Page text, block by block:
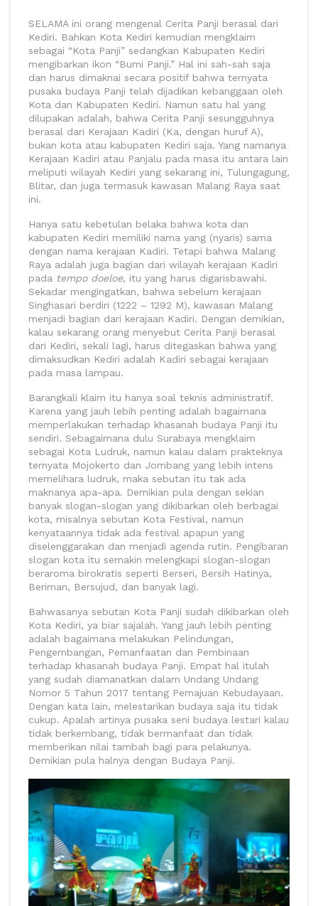
SELAMA ini orang mengenal Cerita Panji berasal dari
Kediri. Bahkan Kota Kediri kemudian mengklaim
sebagai “Kota Panji” sedangkan Kabupaten Kediri
mengibarkan ikon “Bumi Panji.” Hal ini sah-sah saja
dan harus dimaknai secara positif bahwa ternyata
pusaka budaya Panji telah dijadikan kebanggaan oleh
Kota dan Kabupaten Kediri. Namun satu hal yang
dilupakan adalah, bahwa Cerita Panji sesungguhnya
berasal dari Kerajaan Kadiri (Ka, dengan huruf A),
bukan kota atau kabupaten Kediri saja. Yang namanya
Kerajaan Kadiri atau Panjalu pada masa itu antara lain
meliputi wilayah Kediri yang sekarang ini, Tulungagung,
Blitar, dan juga termasuk kawasan Malang Raya saat
ini.
Hanya satu kebetulan belaka bahwa kota dan
kabupaten Kediri memiliki nama yang (nyaris) sama
dengan nama kerajaan Kadiri. Tetapi bahwa Malang
Raya adalah juga bagian dari wilayah kerajaan Kadiri
pada tempo doeloe, itu yang harus digarisbawahi.
Sekadar mengingatkan, bahwa sebelum kerajaan
Singhasari berdiri (1222 – 1292 M), kawasan Malang
menjadi bagian dari kerajaan Kadiri. Dengan demikian,
kalau sekarang orang menyebut Cerita Panji berasal
dari Kediri, sekali lagi, harus ditegaskan bahwa yang
dimaksudkan Kediri adalah Kadiri sebagai kerajaan
pada masa lampau.
Barangkali klaim itu hanya soal teknis administratif.
Karena yang jauh lebih penting adalah bagaimana
memperlakukan terhadap khasanah budaya Panji itu
sendiri. Sebagaimana dulu Surabaya mengklaim
sebagai Kota Ludruk, namun kalau dalam prakteknya
ternyata Mojokerto dan Jombang yang lebih intens
memelihara ludruk, maka sebutan itu tak ada
maknanya apa-apa. Demikian pula dengan sekian
banyak slogan-slogan yang dikibarkan oleh berbagai
kota, misalnya sebutan Kota Festival, namun
kenyataannya tidak ada festival apapun yang
diselenggarakan dan menjadi agenda rutin. Pengibaran
slogan kota itu semakin melengkapi slogan-slogan
beraroma birokratis seperti Berseri, Bersih Hatinya,
Beriman, Bersujud, dan banyak lagi.
Bahwasanya sebutan Kota Panji sudah dikibarkan oleh
Kota Kediri, ya biar sajalah. Yang jauh lebih penting
adalah bagaimana melakukan Pelindungan,
Pengembangan, Pemanfaatan dan Pembinaan
terhadap khasanah budaya Panji. Empat hal itulah
yang sudah diamanatkan dalam Undang Undang
Nomor 5 Tahun 2017 tentang Pemajuan Kebudayaan.
Dengan kata lain, melestarikan budaya saja itu tidak
cukup. Apalah artinya pusaka seni budaya lestari kalau
tidak berkembang, tidak bermanfaat dan tidak
memberikan nilai tambah bagi para pelakunya.
Demikian pula halnya dengan Budaya Panji.